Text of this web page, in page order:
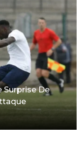
Surprise De